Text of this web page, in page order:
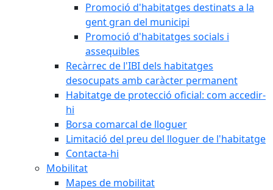
Promoció d'habitatges destinats a la
gent gran del municipi
Promoció d'habitatges socials i
assequibles
Recàrrec de l'IBI dels habitatges
desocupats amb caràcter permanent
Habitatge de protecció oficial: com accedir-
hi
Borsa comarcal de lloguer
Limitació del preu del lloguer de l'habitatge
Contacta-hi
Mobilitat
Mapes de mobilitat